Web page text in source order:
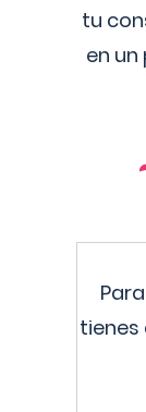
tu
en
tienes